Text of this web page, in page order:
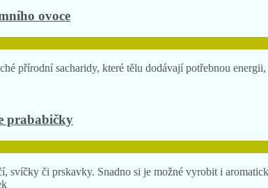
ovoce
přírodní sacharidy, které tělu dodávají potřebnou
prababičky
či prskavky. Snadno si je možné vyrobit i